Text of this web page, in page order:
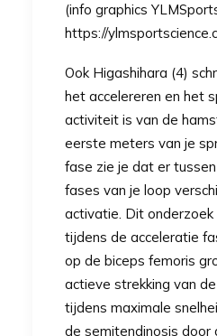
(info graphics
https://
Ook Higashihara (4)
het accelereren en het
activiteit is van de
eerste meters van je
fase zie je dat er
fases van je loop
activatie. Dit
tijdens de acceleratie
op de biceps femoris
actieve strekking van
tijdens maximale
de semitendinosis door